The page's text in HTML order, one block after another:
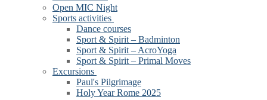
Open MIC Night
Sports activities
Dance courses
Sport & Spirit – Badminton
Sport & Spirit – AcroYoga
Sport & Spirit – Primal Moves
Excursions
Paul's Pilgrimage
Holy Year Rome 2025